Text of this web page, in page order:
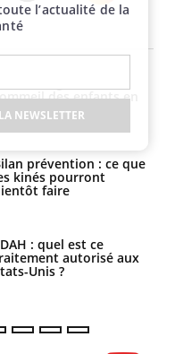
Twitter Instagram
des enfants en
?
prévention : ce que
kinés pourront
faire
: quel est ce
autorisé aux
Unis ?
l’actualité de la
NEWSLETTER